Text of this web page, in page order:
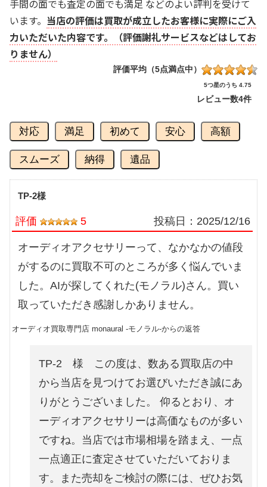
手間の面でも査定の面でも満足 などのよい評判を受けて
います。 当店の評価は買取が成立したお客様に実際にご入
力いただいた内容です。（評価謝礼サービスなどはしてお
りません）
評価平均（5点満点中）
5つ星のうち 4.75
レビュー数4件
対応 満足 初めて 安心 高額
スムーズ 納得 遺品
TP-2様
評価 5 投稿日： 2025/12/16
オーディオアクセサリーって、なかなかの値段
がするのに買取不可のところが多く悩んでいま
した。AIが探してくれた(モノラル)さん。買い
取っていただき感謝しかありません。
オーディオ買取専門店 monaural -モノラル-からの返答
TP-2 様 この度は、数ある買取店の中
から当店を見つけてお選びいただき誠にあ
りがとうございました。 仰るとおり、オ
ーディオアクセサリーは高価なものが多い
ですね。当店では市場相場を踏まえ、一点
一点適正に査定させていただいておりま
す。また売却をご検討の際には、ぜひお気